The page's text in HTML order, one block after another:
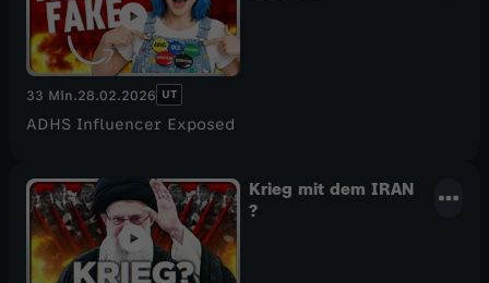
33 Min.28.02.2026 UT
ADHS Influencer Exposed
Krieg mit dem IRAN
?